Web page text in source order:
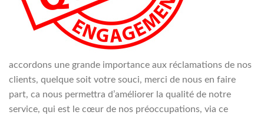
accordons une grande importance aux réclamations de nos
clients, quelque soit votre souci, merci de nous en faire
part, ca nous permettra d’améliorer la qualité de notre
service, qui est le cœur de nos préoccupations, via ce